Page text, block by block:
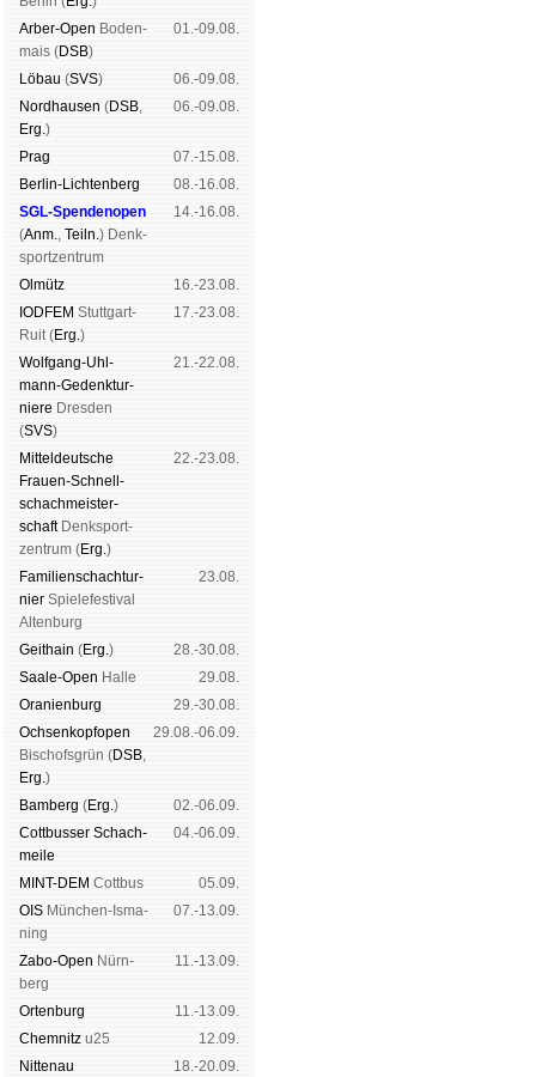
Arber-Open Boden­
mais (DSB)
01.-09.08.
Lö­bau (SVS)
06.-09.08.
Nord­hau­sen (DSB,
Erg.)
06.-09.08.
Prag
07.-15.08.
Berlin-Lich­ten­berg
08.-16.08.
SGL-Spenden­open
(Anm., Teiln.) Denk­
sport­zen­trum
14.-16.08.
Ol­mütz
16.-23.08.
IODFEM Stutt­gart-
Ruit (Erg.)
17.-23.08.
Wolf­gang-Uhl­
mann-Ge­denk­tur­
niere Dres­den
(SVS)
21.-22.08.
Mit­tel­deu­tsche
Frauen-Schnell­
schach­meis­ter­
schaftDenk­sport­
zen­trum (Erg.)
22.-23.08.
Familien­schach­tur­
nier Spiele­fes­ti­val
Al­ten­burg
23.08.
Geit­hain (Erg.)
28.-30.08.
Saale-Open Halle
29.08.
Oranien­burg
29.-30.08.
Och­sen­kopf­open
Bischofs­grün (DSB,
Erg.)
29.08.-06.09.
Bam­berg (Erg.)
02.-06.09.
Cott­busser Schach­
meile
04.-06.09.
MINT-DEM Cott­bus
05.09.
OIS Mün­chen-Is­ma­
ning
07.-13.09.
Zabo-Open Nürn­
berg
11.-13.09.
Orten­burg
11.-13.09.
Chem­nitz u25
12.09.
Nitte­nau
18.-20.09.